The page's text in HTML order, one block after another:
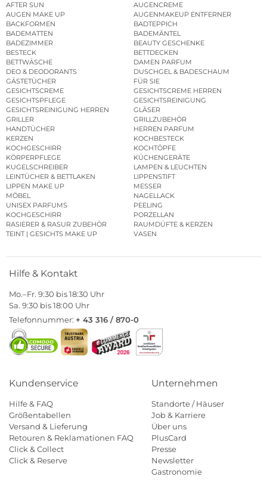
AFTER SUN
AUGENCREME
AUGEN MAKE UP
AUGENMAKEUP ENTFERNER
BACKFORMEN
BADTEPPICH
BADEMATTEN
BADEMÄNTEL
BADEZIMMER
BEAUTY GESCHENKE
BESTECK
BETTDECKEN
BETTWÄSCHE
DAMEN PARFUM
DEO & DEODORANTS
DUSCHGEL & BADESCHAUM
GÄSTETÜCHER
FÜR SIE
GESICHTSCREME
GESICHTSCREME HERREN
GESICHTSPFLEGE
GESICHTSREINIGUNG
GESICHTSREINIGUNG HERREN
GLÄSER
GRILLER
GRILLZUBEHÖR
HANDTÜCHER
HERREN PARFUM
KERZEN
KOCHBESTECK
KOCHGESCHIRR
KOCHTÖPFE
KÖRPERPFLEGE
KÜCHENGERÄTE
KUGELSCHREIBER
LAMPEN & LEUCHTEN
LEINTÜCHER & BETTLAKEN
LIPPENSTIFT
LIPPEN MAKE UP
MESSER
MÖBEL
NAGELLACK
UNISEX PARFUMS
PEELING
KOCHGESCHIRR
PORZELLAN
RASIERER & RASUR ZUBEHÖR
RAUMDÜFTE & KERZEN
TEINT | GESICHTS MAKE UP
VASEN
Hilfe & Kontakt
Mo.–Fr. 9:30 bis 18:30 Uhr
Sa. 9:30 bis 18:00 Uhr
Telefonnummer: + 43 316 / 870-0
Kundenservice
Hilfe & FAQ
Größentabellen
Versand & Lieferung
Retouren & Reklamationen FAQ
Click & Collect
Click & Reserve
Unternehmen
Standorte / Häuser
Job & Karriere
Über uns
PlusCard
Presse
Newsletter
Gastronomie